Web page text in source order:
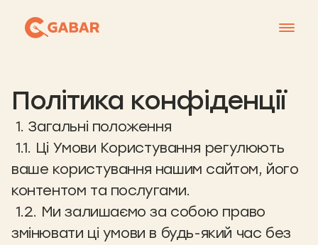
Контакти
Франшиза
Про нас
+38 0951677788
Політика конфіденції
1. Загальні положення
1.1. Ці Умови Користування регулюють
ваше користування нашим сайтом, його
контентом та послугами.
1.2. Ми залишаємо за собою право
змінювати ці умови в будь-який час без